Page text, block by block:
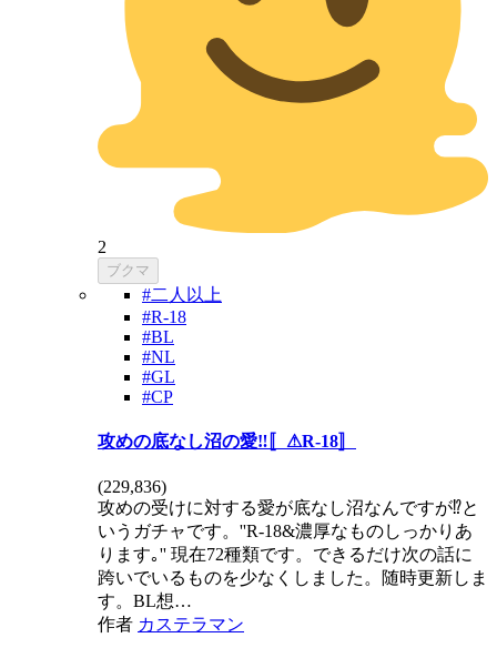
2
ブクマ
#二人以上
#R-18
#BL
#NL
#GL
#CP
攻めの底なし沼の愛‼️〚⚠R-18〛
(229,836)
攻めの受けに対する愛が底なし沼なんですが⁉️と
いうガチャです。''R-18&濃厚なものしっかりあ
ります｡'' 現在72種類です。できるだけ次の話に
跨いでいるものを少なくしました。随時更新しま
す。BL想…
作者 カステラマン